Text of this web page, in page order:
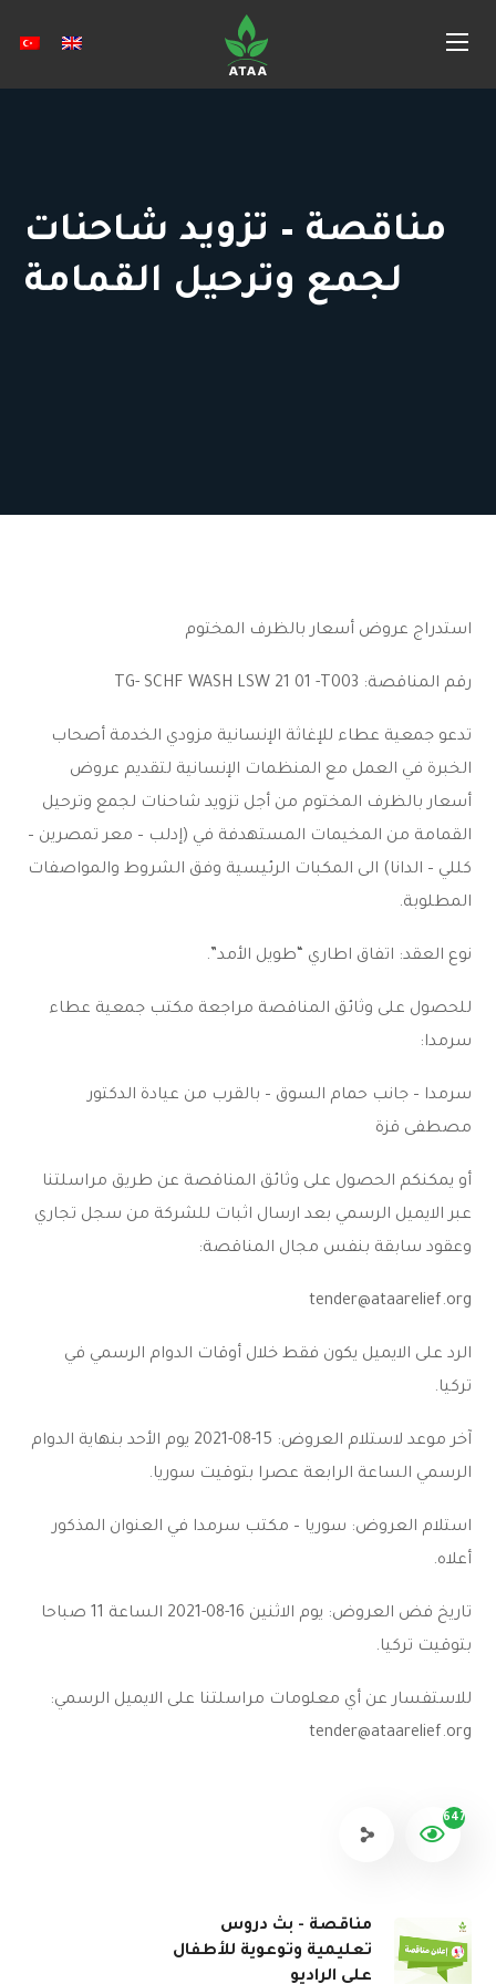
مناقصة – تزويد شاحنات
لجمع وترحيل القمامة
استدراج عروض أسعار بالظرف المختوم
رقم المناقصة: TG- SCHF WASH LSW 21 01 -T003
تدعو جمعية عطاء للإغاثة الإنسانية مزودي الخدمة أصحاب
الخبرة في العمل مع المنظمات الإنسانية لتقديم عروض
أسعار بالظرف المختوم من أجل تزويد شاحنات لجمع وترحيل
القمامة من المخيمات المستهدفة في (إدلب – معر تمصرين –
كللي – الدانا) الى المكبات الرئيسية وفق الشروط والمواصفات
المطلوبة.
نوع العقد: اتفاق اطاري “طويل الأمد”.
للحصول على وثائق المناقصة مراجعة مكتب جمعية عطاء
سرمدا:
سرمدا – جانب حمام السوق – بالقرب من عيادة الدكتور
مصطفى قزة
أو يمكنكم الحصول على وثائق المناقصة عن طريق مراسلتنا
عبر الايميل الرسمي بعد ارسال اثبات للشركة من سجل تجاري
وعقود سابقة بنفس مجال المناقصة:
tender@ataarelief.org
الرد على الايميل يكون فقط خلال أوقات الدوام الرسمي في
تركيا.
آخر موعد لاستلام العروض: 15-08-2021 يوم الأحد بنهاية الدوام
الرسمي الساعة الرابعة عصرا بتوقيت سوريا.
استلام العروض: سوريا – مكتب سرمدا في العنوان المذكور
أعلاه.
تاريخ فض العروض: يوم الاثنين 16-08-2021 الساعة 11 صباحا
بتوقيت تركيا.
للاستفسار عن أي معلومات مراسلتنا على الايميل الرسمي:
tender@ataarelief.org
647
مناقصة - بث دروس
تعليمية وتوعوية للأطفال
على الراديو